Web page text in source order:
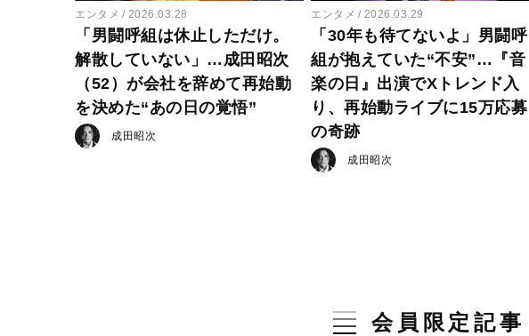
エンタメ 2026.03.28
「男闘呼組は休止しただけ。
解散していない」…成田昭次
（52）が会社を辞めて再始動
を決めた“あの日の覚悟”
成田昭次
エンタメ 2026.03.29
「30年も待てないよ」男闘呼
組が抱えていた“不安”…『音
楽の日』出演でXトレンド入
り、再始動ライブに15万応募
の奇跡
成田昭次
会員限定記事